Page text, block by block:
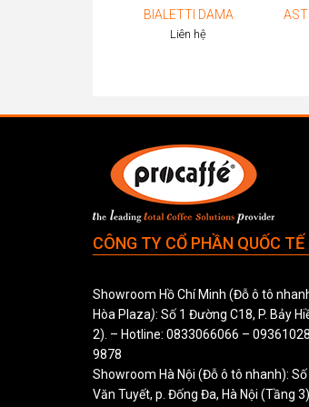
BIALETTI DAMA
Liên hệ
CÔNG TY CỔ PHẦN QUỐC
Showroom Hồ Chí Minh (Đỗ ô tô
Hòa Plaza): Số 1 Đường C18, P. Bảy
2). – Hotline: 0833066066 –
9878
Showroom Hà Nội (Đỗ ô tô nhanh):
Văn Tuyết, p. Đống Đa, Hà Nội (Tầng